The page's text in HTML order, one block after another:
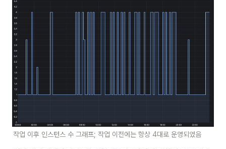
작업 이후 인스턴스 수 그래프; 작업 이전에는 항상 4대로 운영되었음